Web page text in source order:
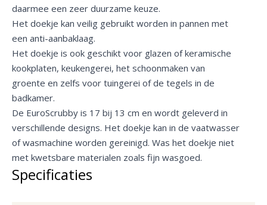
daarmee een zeer duurzame keuze.
Het doekje kan veilig gebruikt worden in pannen met
een anti-aanbaklaag.
Het doekje is ook geschikt voor glazen of keramische
kookplaten, keukengerei, het schoonmaken van
groente en zelfs voor tuingerei of de tegels in de
badkamer.
De EuroScrubby is 17 bij 13 cm en wordt geleverd in
verschillende designs. Het doekje kan in de vaatwasser
of wasmachine worden gereinigd. Was het doekje niet
met kwetsbare materialen zoals fijn wasgoed.
Specificaties